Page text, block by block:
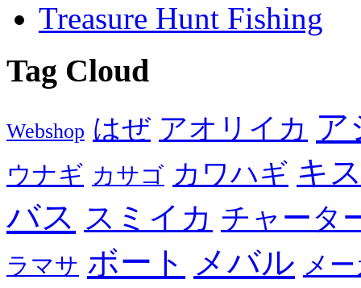
Treasure Hunt Fishing
Tag Cloud
Webshop はぜ アオリイカ ア
ウナギ カサゴ カワハギ キ
バス スミイカ チャータ
ラマサ ボート メバル メ